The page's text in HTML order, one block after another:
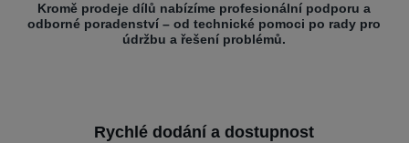
Kromě prodeje dílů nabízíme profesionální podporu a
odborné poradenství – od technické pomoci po rady pro
údržbu a řešení problémů.
Rychlé dodání a dostupnost